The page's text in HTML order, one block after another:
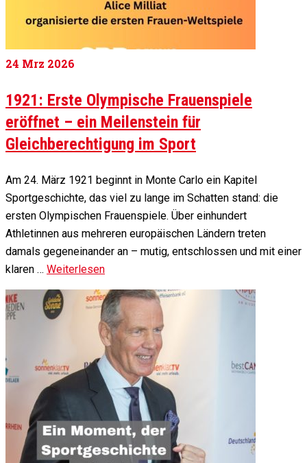
24 Mrz 2026
1921: Erste Olympische Frauenspiele
eröffnet – ein Meilenstein für
Gleichberechtigung im Sport
Am 24. März 1921 beginnt in Monte Carlo ein Kapitel
Sportgeschichte, das viel zu lange im Schatten stand: die
ersten Olympischen Frauenspiele. Über einhundert
Athletinnen aus mehreren europäischen Ländern treten
damals gegeneinander an – mutig, entschlossen und mit einer
klaren … Weiterlesen